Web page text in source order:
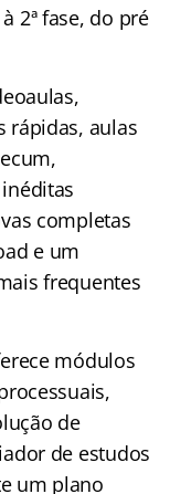
2ª fase, do pré
rápidas, aulas
completas
e um
frequentes
módulos
de
de estudos
um plano